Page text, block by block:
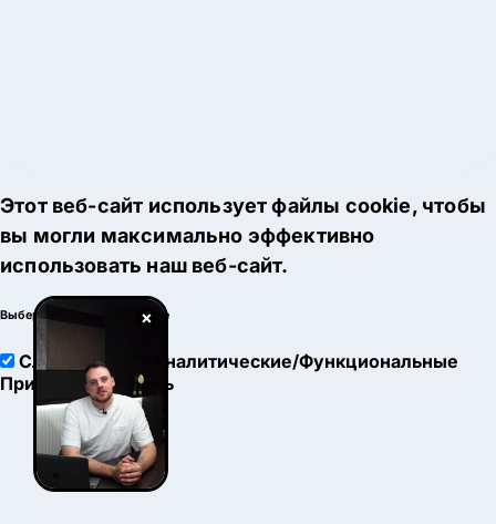
×
Этот веб-сайт использует файлы cookie, чтобы
вы могли максимально эффективно
использовать наш веб-сайт.
Выберите настройки cookie
Служебные
Аналитические/Функциональные
Принять
Настроить